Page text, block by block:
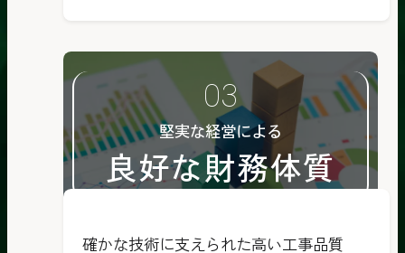
堅実な経営による
良好な財務体質
確かな技術に支えられた高い工事品質